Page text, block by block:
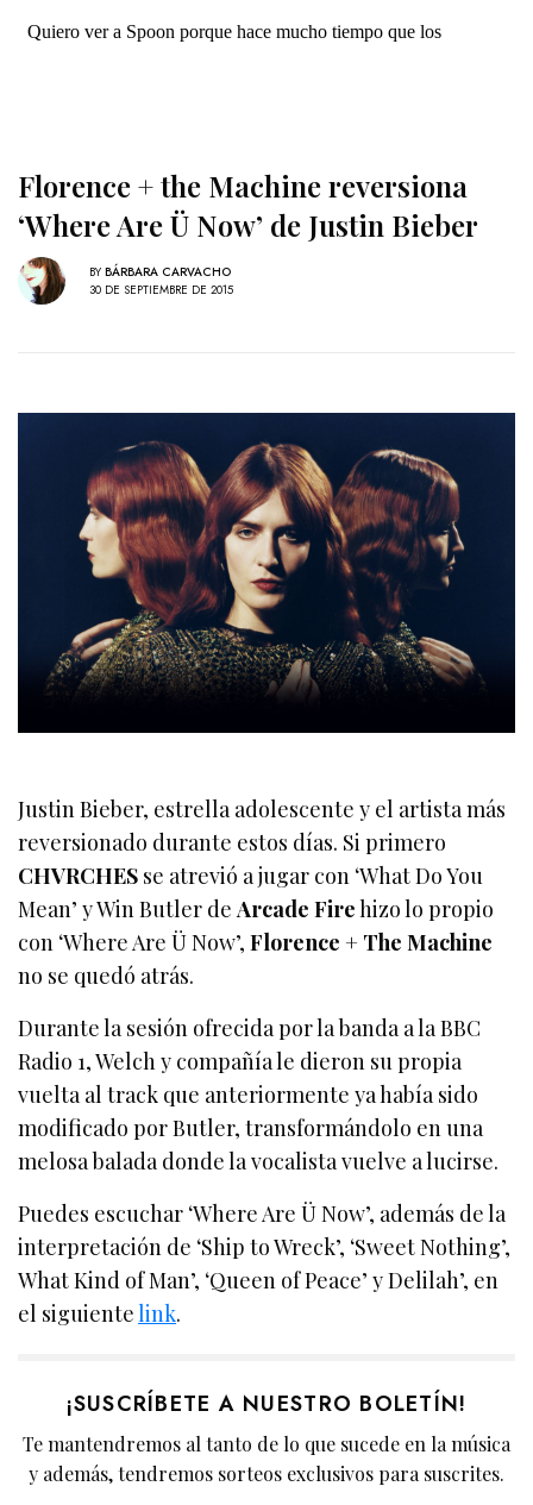
Florence + the Machine reversiona
‘Where Are Ü Now’ de Justin Bieber
BY BÁRBARA CARVACHO
30 DE SEPTIEMBRE DE 2015
Justin Bieber, estrella adolescente y el artista más
reversionado durante estos días. Si primero
CHVRCHES se atrevió a jugar con ‘What Do You
Mean’ y Win Butler deArcade Firehizo lo propio
con ‘Where Are Ü Now’,Florence + The Machine
no se quedó atrás.
Durante la sesión ofrecida por la banda a la BBC
Radio 1, Welch y compañía le dieron su propia
vuelta al track que anteriormente ya había sido
modificado por Butler, transformándolo en una
melosa balada donde la vocalista vuelve a lucirse.
Puedes escuchar ‘Where Are Ü Now’, además de la
interpretación de ‘Ship to Wreck’, ‘Sweet Nothing’,
What Kind of Man’, ‘Queen of Peace’ y Delilah’, en
el siguientelink.
¡SUSCRÍBETE A NUESTRO BOLETÍN!
Te mantendremos al tanto de lo que sucede en la música
y además, tendremos sorteos exclusivos para suscrites.